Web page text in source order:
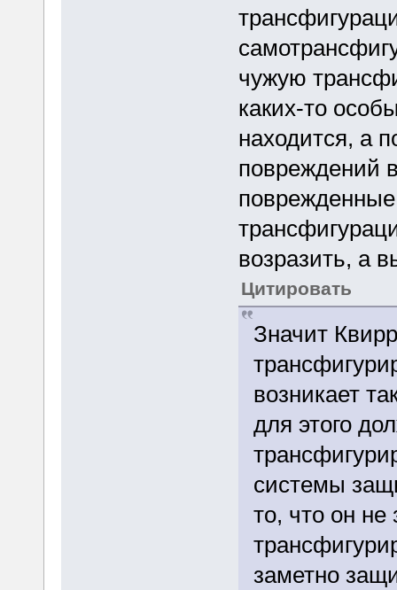
чужую
каких-то
находится, а
повреждений
возразить, а
Цитировать
Значит
возникает
для этого
системы
то, что он
заметно